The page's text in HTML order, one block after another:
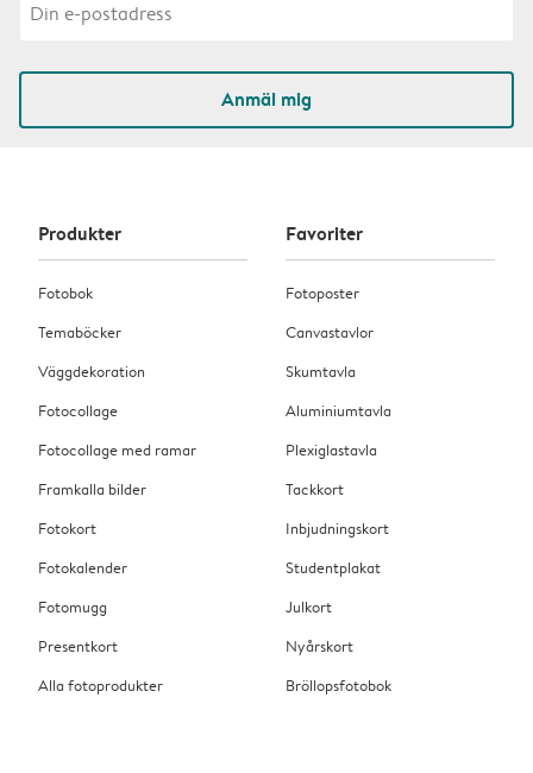
Anmäl mig
Produkter
Fotobok
Temaböcker
Väggdekoration
Fotocollage
Fotocollage med ramar
Framkalla bilder
Fotokort
Fotokalender
Fotomugg
Presentkort
Alla fotoprodukter
Favoriter
Fotoposter
Canvastavlor
Skumtavla
Aluminiumtavla
Plexiglastavla
Tackkort
Inbjudningskort
Studentplakat
Julkort
Nyårskort
Bröllopsfotobok